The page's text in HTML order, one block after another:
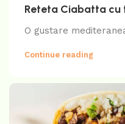
Reteta Ciabatta cu
O gustare
Continue reading